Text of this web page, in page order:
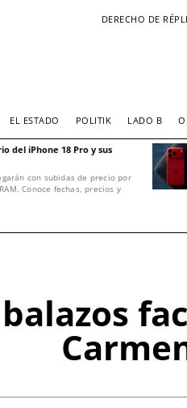
DERECHO DE
EL ESTADO POLITIK LADO B
del iPhone 18 Pro y sus
con subidas de precio por
Conoce fechas, precios y